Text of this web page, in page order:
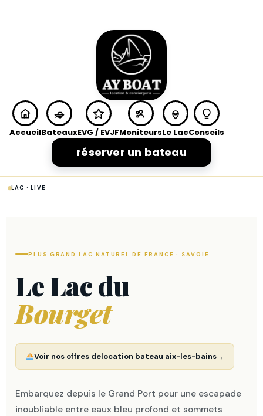
AccueilBateauxEVG / EVJFMoniteursLe LacConseils
réserver un bateau
LAC · LIVE
PLUS GRAND LAC NATUREL DE FRANCE · SAVOIE
Le Lac du
Bourget
Voir nos offres delocation bateau aix-les-bains→
Embarquez depuis le Grand Port pour une escapade
inoubliable entre eaux bleu profond et sommets